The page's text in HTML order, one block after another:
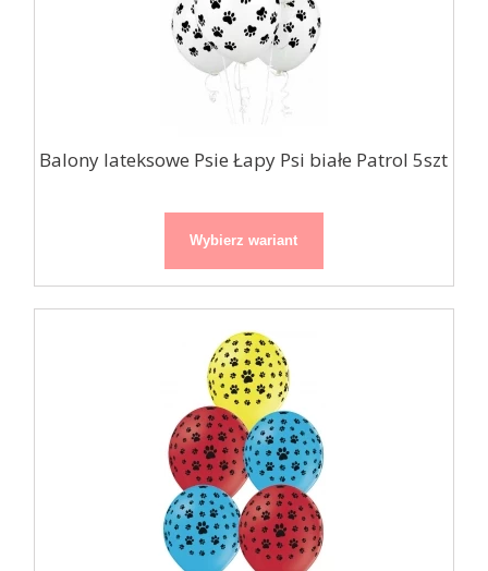
Balony lateksowe Psie Łapy Psi białe Patrol 5szt
Wybierz wariant